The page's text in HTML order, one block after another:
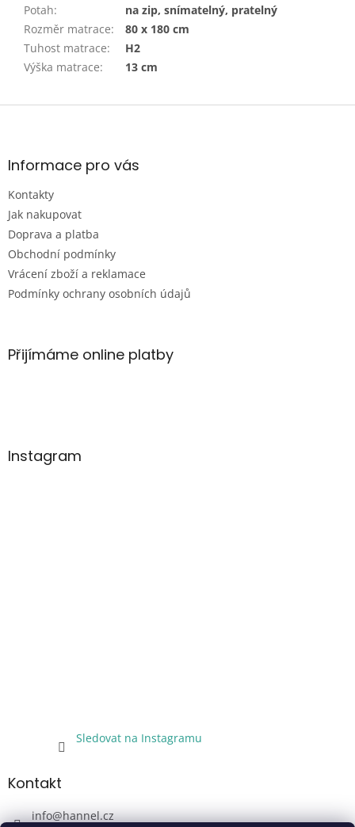
Potah:
na zip, snímatelný, pratelný
Rozměr matrace:
80 x 180 cm
Tuhost matrace:
H2
Výška matrace: 13 cm
Z
aInformace pro vás
Kontakty
Jak nakupovat
Doprava a platba
Obchodní podmínky
Vrácení zboží a reklamace
Podmínky ochrany osobních údajů
Přijímáme online platby
Instagram
Sledovat na Instagramu
Kontakt
info@hannel.cz